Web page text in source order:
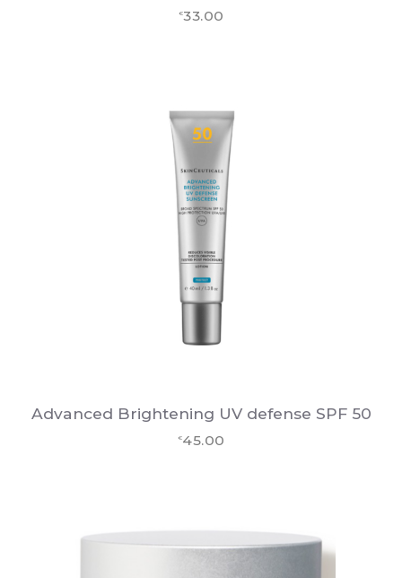
€33.00
Advanced Brightening UV defense SPF 50
€45.00